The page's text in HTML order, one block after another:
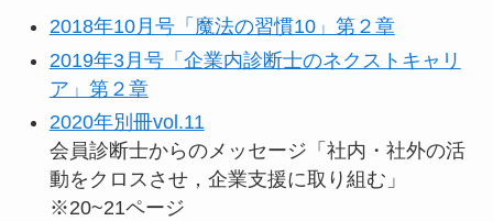
2018年10月号「魔法の習慣10」第２章
2019年3月号「企業内診断士のネクストキャリ
ア」第２章
2020年別冊vol.11
会員診断士からのメッセージ「社内・社外の活
動をクロスさせ，企業支援に取り組む」
※20~21ページ